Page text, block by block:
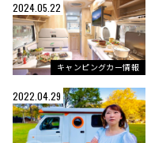
2024.05.22
キャンピングカー情報
2022.04.29